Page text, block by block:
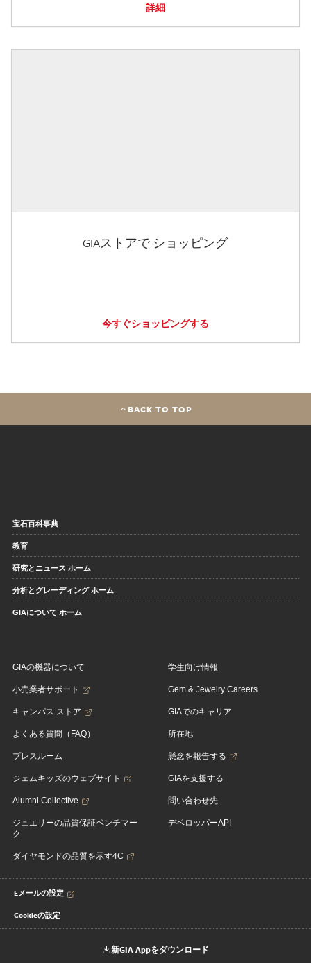
詳細
GIAストアで ショッピング
今すぐショッピングする
BACK TO TOP
宝石百科事典
教育
研究とニュース ホーム
分析とグレーディング ホーム
GIAについて ホーム
GIAの機器について
小売業者サポート
キャンパス ストア
よくある質問（FAQ）
プレスルーム
ジェムキッズのウェブサイト
Alumni Collective
ジュエリーの品質保証ベンチマー
ク
ダイヤモンドの品質を示す4C
学生向け情報
Gem & Jewelry Careers
GIAでのキャリア
所在地
懸念を報告する
GIAを支援する
問い合わせ先
デベロッパーAPI
Eメールの設定
Cookieの設定
新GIA Appをダウンロード